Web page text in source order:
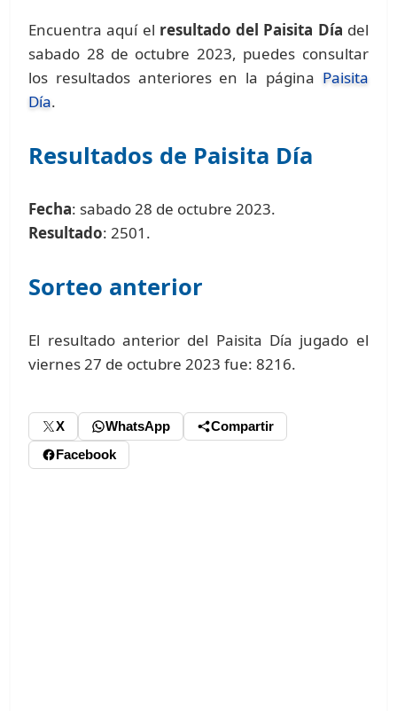
Encuentra aquí el resultado del Paisita Día del
sabado 28 de octubre 2023, puedes consultar
los resultados anteriores en la página Paisita
Día.
Resultados de Paisita Día
Fecha: sabado 28 de octubre 2023.
Resultado: 2501.
Sorteo anterior
El resultado anterior del Paisita Día jugado el
viernes 27 de octubre 2023 fue: 8216.
X WhatsApp
Compartir
Facebook